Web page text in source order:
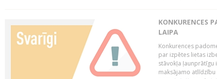
KONKURENCES
LAIPA
Konkurences
par izpētes lietas
stāvokļa ļaunprātīgu
maksājamo